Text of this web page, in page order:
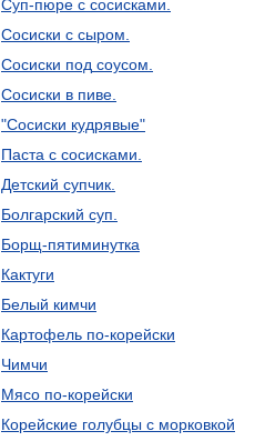
Суп-пюре с сосисками
Сосиски с сыром
Сосиски под соусом
Сосиски в пиве
"Сосиски кудрявые"
Паста с сосисками
Детский супчик
Болгарский суп
Борщ-пятиминутка
Кактуги
Белый кимчи
Картофель по-корейски
Чимчи
Мясо по-корейски
Корейские голубцы с морковкой